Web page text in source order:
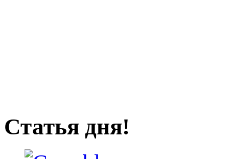
Статья дня!